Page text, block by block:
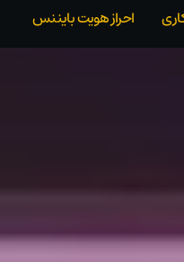
احراز هویت بایننس